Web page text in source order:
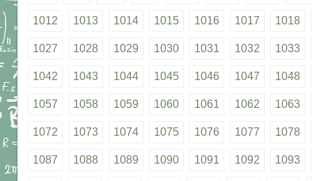
1012 1013 1014 1015 1016 1017 1018
1027 1028 1029 1030 1031 1032 1033
1042 1043 1044 1045 1046 1047 1048
1057 1058 1059 1060 1061 1062 1063
1072 1073 1074 1075 1076 1077 1078
1087 1088 1089 1090 1091 1092 1093